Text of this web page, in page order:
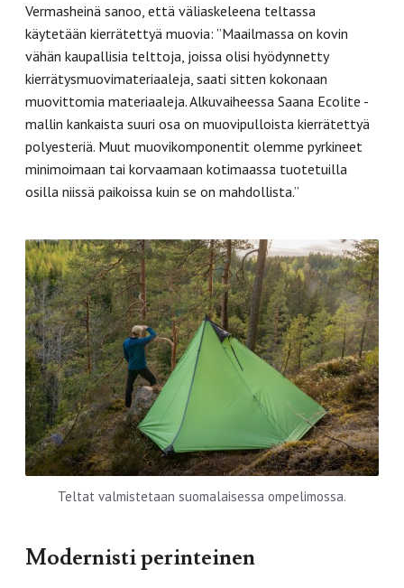
Vermasheinä sanoo, että väliaskeleena teltassa
käytetään kierrätettyä muovia: ”Maailmassa on kovin
vähän kaupallisia telttoja, joissa olisi hyödynnetty
kierrätysmuovimateriaaleja, saati sitten kokonaan
muovittomia materiaaleja. Alkuvaiheessa Saana Ecolite -
mallin kankaista suuri osa on muovipulloista kierrätettyä
polyesteriä. Muut muovikomponentit olemme pyrkineet
minimoimaan tai korvaamaan kotimaassa tuotetuilla
osilla niissä paikoissa kuin se on mahdollista.”
Teltat valmistetaan suomalaisessa ompelimossa.
Modernisti perinteinen